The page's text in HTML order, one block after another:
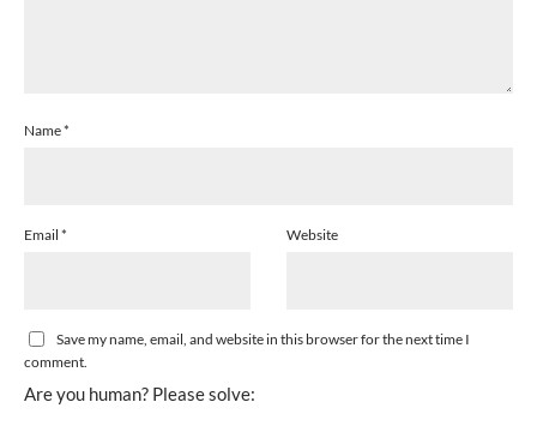
Name*
Email * Website
Save my name, email, and website in this browser for the next time I
comment.
Are you human? Please solve: